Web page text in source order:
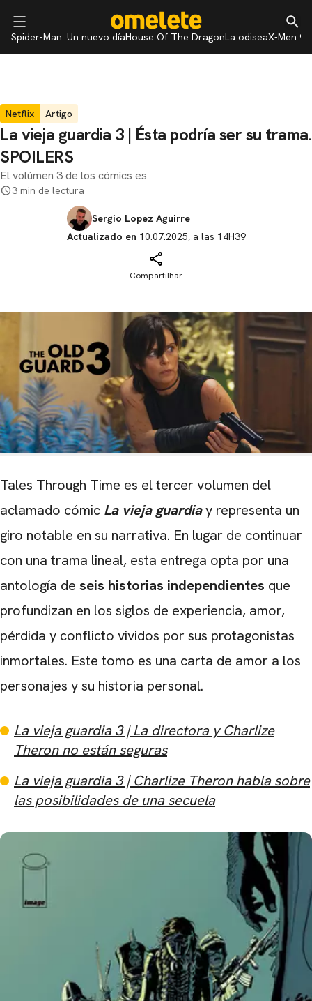
Spider-Man: Un nuevo díaHouse Of The DragonLa odiseaX-Men 97
Netflix Artigo
La vieja guardia 3 | Ésta podría ser su trama.
SPOILERS
El volúmen 3 de los cómics es
3 min de lectura
Sergio Lopez Aguirre
Actualizado en 10.07.2025, a las 14H39
Compartilhar
Tales Through Time es el tercer volumen del
aclamado cómic La vieja guardiay representa un
giro notable en su narrativa. En lugar de continuar
con una trama lineal, esta entrega opta por una
antología de seis historias independientes que
profundizan en los siglos de experiencia, amor,
pérdida y conflicto vividos por sus protagonistas
inmortales. Este tomo es una carta de amor a los
personajes y su historia personal.
La vieja guardia 3 | La directora y Charlize
Theron no están seguras
La vieja guardia 3 | Charlize Theron habla sobre
las posibilidades de una secuela